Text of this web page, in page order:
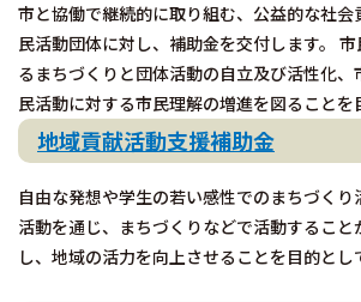
市と協働で継続的に取り組む、公益的な社
民活動団体に対し、補助金を交付します。
るまちづくりと団体活動の自立及び活性化
民活動に対する市民理解の増進を図ることを
地域貢献活動支援補助金
自由な発想や学生の若い感性でのまちづく
活動を通じ、まちづくりなどで活動するこ
し、地域の活力を向上させることを目的とし